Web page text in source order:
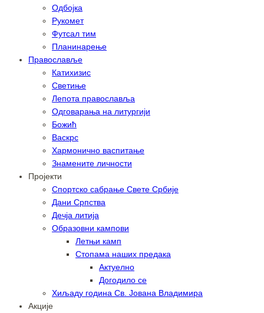
Одбојка
Рукомет
Футсал тим
Планинарење
Православље
Катихизис
Светиње
Лепота православља
Одговарања на литургији
Божић
Васкрс
Хармонично васпитање
Знамените личности
Пројекти
Спортско сабрање Свете Србије
Дани Српства
Дечја литија
Образовни кампови
Летњи камп
Стопама наших предака
Актуелно
Догодило се
Хиљаду година Св. Јована Владимира
Акције